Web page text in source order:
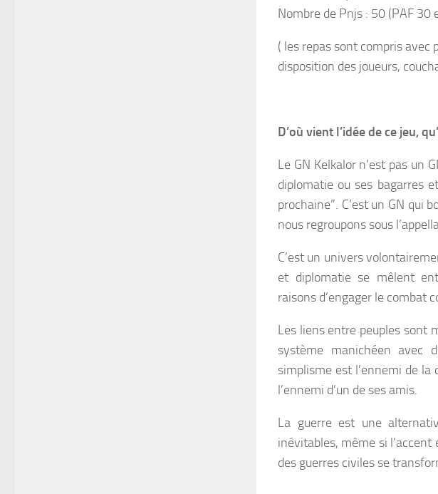
Nombre de Pnjs : 50 (PAF 30
( les repas sont compris
disposition des joueurs,
D’où vient l’idée de ce jeu,
Le GN Kelkalor n’est pas un
diplomatie ou ses bagarres
prochaine”. C’est un GN qui
nous regroupons sous
C’est un univers
et diplomatie se mêlent
raisons d’engager le combat
Les liens entre peuples sont
système manichéen avec
simplisme est l’ennemi de la
l’ennemi d’un de ses amis.
La guerre est une
inévitables, même si
des guerres civiles se